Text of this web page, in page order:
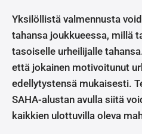
Yksilöllistä valmennusta
tahansa joukkueessa, millä
tasoiselle urheilijalle
että jokainen motivoitunut
edellytystensä mukaisesti.
SAHA-alustan avulla siitä
kaikkien ulottuvilla oleva